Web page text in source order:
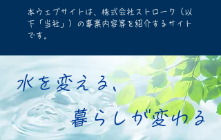
本ウェブサイトは、株式会社ストローク（以
下「当社」）の事業内容等を紹介するサイト
です。​
​水を変える、
暮らしが変わる